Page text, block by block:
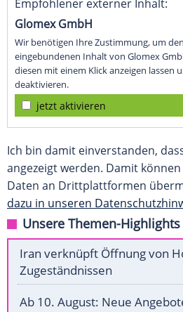
Empfohlener externer Inhalt:
Glomex GmbH
Wir benötigen Ihre Zustimmung, um
eingebundenen Inhalt von Glomex
diesen mit einem Klick anzeigen lassen
deaktivieren.
jetzt aktivieren
Ich bin damit einverstanden,
angezeigt werden. Damit
Daten an Drittplattformen
dazu in unseren
Unsere Themen-Highlights
Iran verknüpft Öffnung von
Zugeständnissen
Ab 10. August: Neue